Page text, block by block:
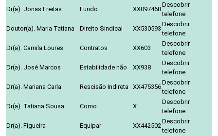
Dr(a). Jonas Freitas
Fundo XX097468
Descobrir
telefone
Doutor(a). Maria Tatiana
Direito Sindical XX530593
Descobrir
telefone
Dr(a). Camila Loures
Contratos XX603
Descobrir
telefone
Dr(a). José Marcos
Estabilidade não XX938
Descobrir
telefone
Dr(a). Mariana Carla
Rescisão Indireta XX475356
Descobrir
telefone
Dr(a). Tatiana Sousa
Como X
Descobrir
telefone
Dr(a). Figueira
Equipar XX442502
Descobrir
telefone